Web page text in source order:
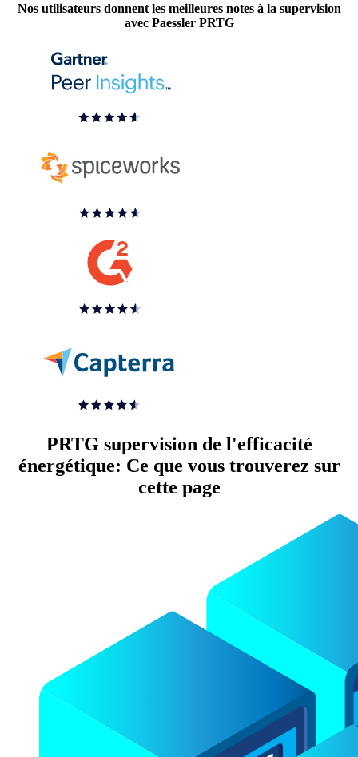
Nos utilisateurs donnent les meilleures notes à la supervision
avec Paessler PRTG
PRTG supervision de l'efficacité
énergétique: Ce que vous trouverez sur
cette page